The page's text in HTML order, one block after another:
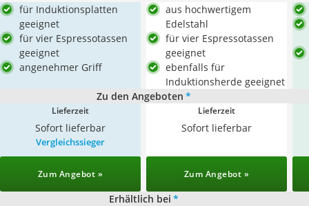
für Induktionsplatten
geeignet
für vier Espressotassen
geeignet
angenehmer Griff
aus hochwertigem
Edelstahl
für vier Espressotassen
geeignet
ebenfalls für
Induktionsherde geeignet
Zu den Angeboten *
Lieferzeit
Sofort lieferbar
Lieferzeit
Sofort lieferbar
Vergleichssieger
Zum Angebot » Zum Angebot »
Erhältlich bei *